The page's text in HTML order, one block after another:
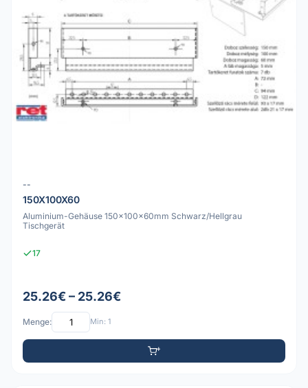
--
150X100X60
Aluminium-Gehäuse 150x100x60mm Schwarz/Hellgrau
Tischgerät
17
25.26€ – 25.26€
Menge: Min: 1